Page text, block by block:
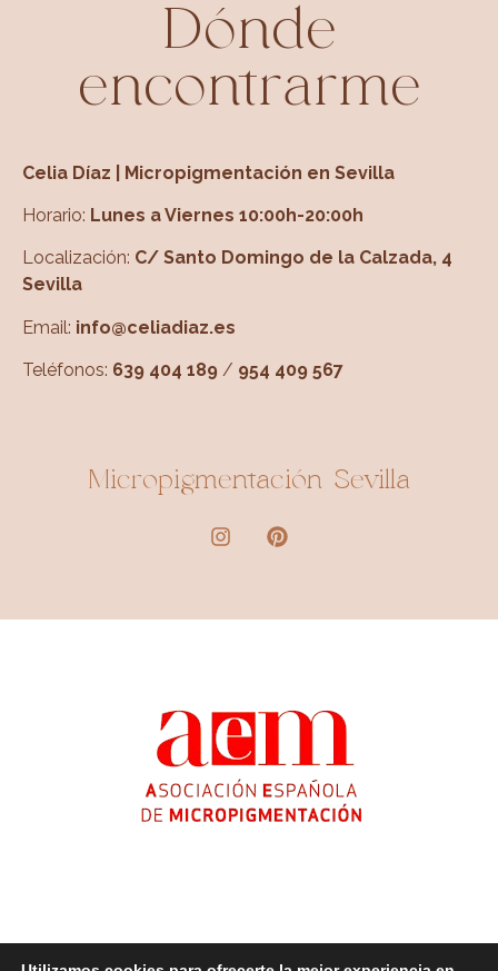
Dónde
encontrarme
Celia Díaz | Micropigmentación en Sevilla
Horario: Lunes a Viernes 10:00h-20:00h
Localización: C/ Santo Domingo de la Calzada, 4
Sevilla
Email: info@celiadiaz.es
Teléfonos: 639 404 189 / 954 409 567
Micropigmentación Sevilla